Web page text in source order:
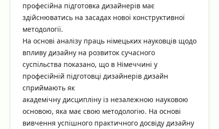
професійна підготовка дизайнерів має
здійснюватись на засадах нової конструктивної
методології.
На основі аналізу праць німецьких науковців щодо
впливу дизайну на розвиток сучасного
суспільства показано, що в Німеччині у
професійній підготовці дизайнерів дизайн
сприймають як
академічну дисципліну із незалежною науковою
основою, яка має свою методологію. На основі
вивчення успішного практичного досвіду дизайну